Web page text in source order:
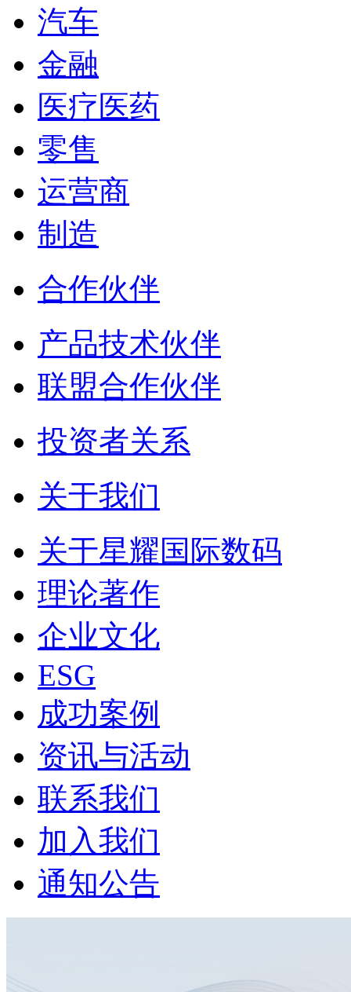
汽车
金融
医疗医药
零售
运营商
制造
合作伙伴
产品技术伙伴
联盟合作伙伴
投资者关系
关于我们
关于星耀国际数码
理论著作
企业文化
ESG
成功案例
资讯与活动
联系我们
加入我们
通知公告